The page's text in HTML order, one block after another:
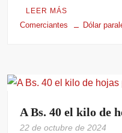
LEER MÁS
Comerciantes Dólar
A Bs. 40 el kilo de
22 de octubre de 2024